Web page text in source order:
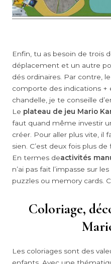
Enfin, tu as besoin de trois
déplacement et un autre
dés ordinaires. Par contre,
comporte des indications +
chandelle, je te conseille
Le plateau de jeu Mario
faut quand même investir
créer. Pour aller plus vite, il
sien. C’est deux fois plus de
En termes deactivités
n’ai pas fait l’impasse sur
puzzles ou memory cards.
Coloriage,
Les coloriages sont des
enfants. Avec une